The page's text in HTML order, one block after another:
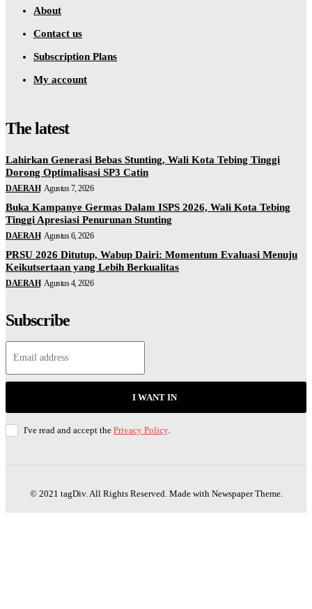
About
Contact us
Subscription Plans
My account
The latest
Lahirkan Generasi Bebas Stunting, Wali Kota Tebing Tinggi
Dorong Optimalisasi SP3 Catin
DAERAH Agustus 7, 2026
Buka Kampanye Germas Dalam ISPS 2026, Wali Kota Tebing
Tinggi Apresiasi Penurunan Stunting
DAERAH Agustus 6, 2026
PRSU 2026 Ditutup, Wabup Dairi: Momentum Evaluasi Menuju
Keikutsertaan yang Lebih Berkualitas
DAERAH Agustus 4, 2026
Subscribe
I WANT IN
I've read and accept the Privacy Policy.
© 2021 tagDiv. All Rights Reserved. Made with Newspaper Theme.